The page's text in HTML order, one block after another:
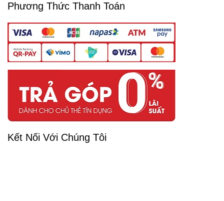
Phương Thức Thanh Toán
Kết Nối Với Chúng Tôi